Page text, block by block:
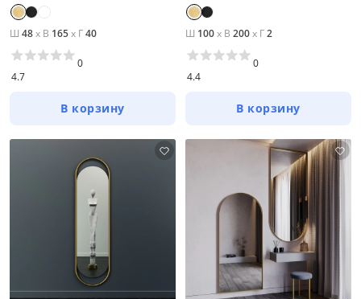
Ш 48x В 165x Г40
4.7
0
В корзину
Ш 100x В 200x Г2
4.4
0
В корзину